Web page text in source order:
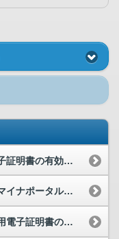
マイナンバーカードの利用者証明用電子証明書の有効期限が切れたため、更新手続きを行いました。再度...
電子証明書の有効期限が切れた場合、マイナポータルにログインできなくなりますか。
「お取り扱いできません。利用者証明用電子証明書の有効期限が切れています。 お住まいの市区町村...